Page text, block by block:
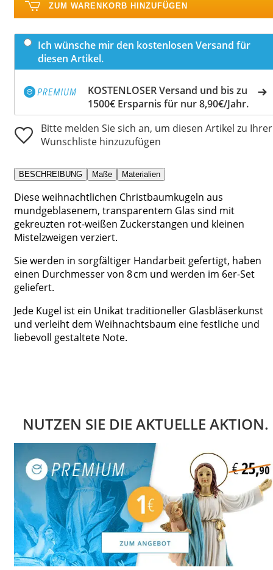
ZUM WARENKORB HINZUFÜGEN
Ich wünsche mir den kostenlosen Versand für
diesen Artikel.
KOSTENLOSER Versand und bis zu
1500€ Ersparnis für nur 8,90€/Jahr.
Bitte melden Sie sich an, um diesen Artikel zu Ihrer
Wunschliste hinzuzufügen
BESCHREIBUNG Maße Materialien
Diese weihnachtlichen Christbaumkugeln aus
mundgeblasenem, transparentem Glas sind mit
gekreuzten rot-weißen Zuckerstangen und kleinen
Mistelzweigen verziert.
Sie werden in sorgfältiger Handarbeit gefertigt, haben
einen Durchmesser von 8 cm und werden im 6er-Set
geliefert.
Jede Kugel ist ein Unikat traditioneller Glasbläserkunst
und verleiht dem Weihnachtsbaum eine festliche und
liebevoll gestaltete Note.
NUTZEN SIE DIE AKTUELLE AKTION.